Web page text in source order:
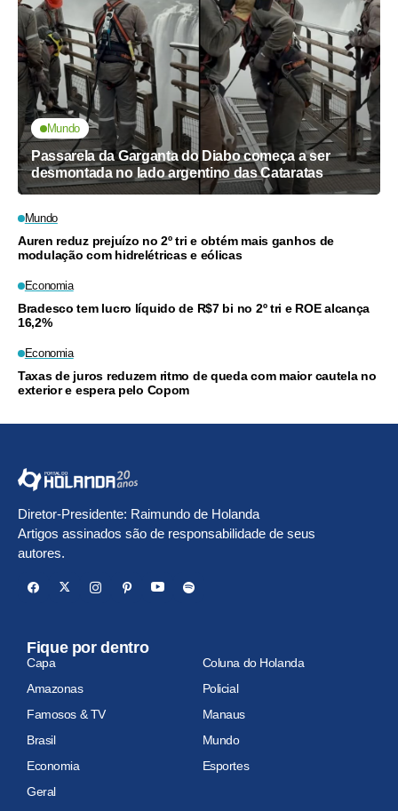
Mundo
Passarela da Garganta do Diabo começa a ser
desmontada no lado argentino das Cataratas
Mundo
Auren reduz prejuízo no 2º tri e obtém mais ganhos de
modulação com hidrelétricas e eólicas
Economia
Bradesco tem lucro líquido de R$7 bi no 2º tri e ROE alcança
16,2%
Economia
Taxas de juros reduzem ritmo de queda com maior cautela no
exterior e espera pelo Copom
Diretor-Presidente: Raimundo de Holanda
Artigos assinados são de responsabilidade de seus
autores.
Fique por dentro
Capa
Coluna do Holanda
Amazonas
Policial
Famosos & TV
Manaus
Brasil
Mundo
Economia
Esportes
Geral